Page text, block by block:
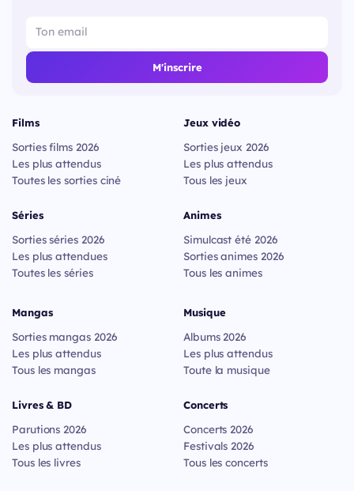
M'inscrire
Films
Sorties films 2026
Les plus attendus
Toutes les sorties ciné
Séries
Sorties séries 2026
Les plus attendues
Toutes les séries
Jeux vidéo
Sorties jeux 2026
Les plus attendus
Tous les jeux
Animes
Simulcast été 2026
Sorties animes 2026
Tous les animes
Mangas
Sorties mangas 2026
Les plus attendus
Tous les mangas
Livres & BD
Parutions 2026
Les plus attendus
Tous les livres
Musique
Albums 2026
Les plus attendus
Toute la musique
Concerts
Concerts 2026
Festivals 2026
Tous les concerts